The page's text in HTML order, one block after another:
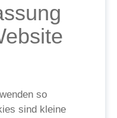
so
sind kleine